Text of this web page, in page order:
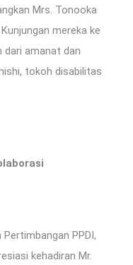
Mrs. Tonooka
mereka ke
dari amanat dan
tokoh disabilitas
PPDI,
kehadiran Mr.